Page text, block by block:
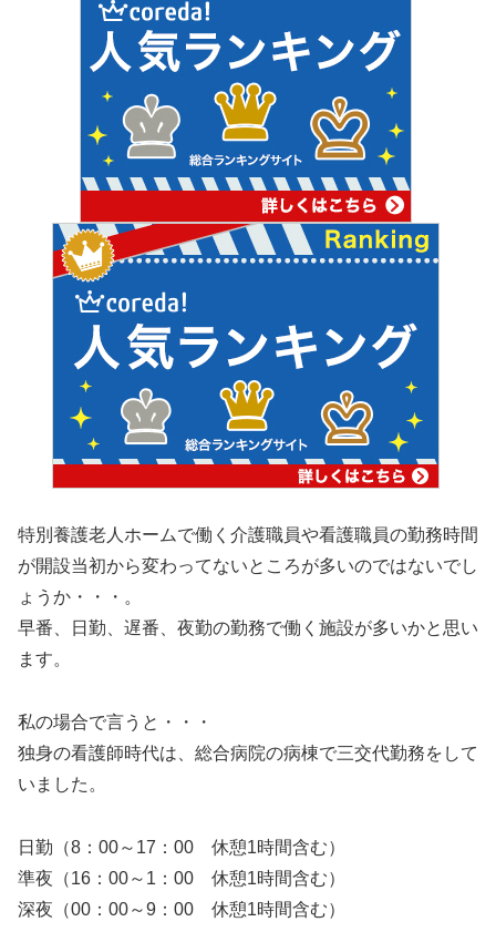
特別養護老人ホームで働く介護職員や看護職員の勤務時間
が開設当初から変わってないところが多いのではないでし
ょうか・・・。
早番、日勤、遅番、夜勤の勤務で働く施設が多いかと思い
ます。
私の場合で言うと・・・
独身の看護師時代は、総合病院の病棟で三交代勤務をして
いました。
日勤（8：00～17：00 休憩1時間含む）
準夜（16：00～1：00 休憩1時間含む）
深夜（00：00～9：00 休憩1時間含む）